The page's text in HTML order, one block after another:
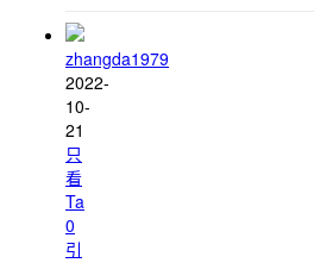
zhangda1979
2022-
10-
21
只
看
Ta
0
引